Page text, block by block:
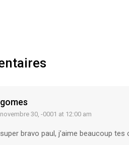
gomes
says:
novembre 30, -0001 at 12:00 am
super bravo paul, j’aime beaucoup tes